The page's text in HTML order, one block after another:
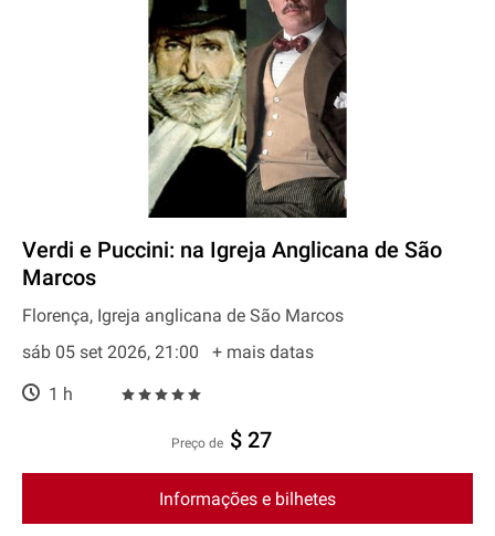
Verdi e Puccini: na Igreja Anglicana de São
Marcos
Florença, Igreja anglicana de São Marcos
sáb 05 set 2026, 21:00
+ mais datas
1 h
preço de $ 27
Informações e bilhetes